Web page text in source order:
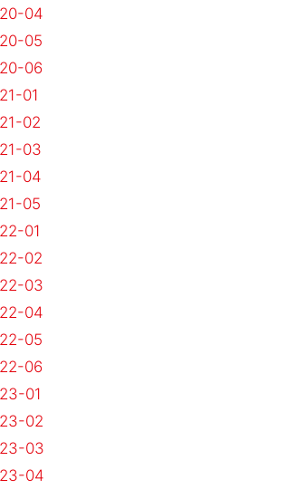
04
05
06
01
02
03
04
05
01
02
03
04
05
06
01
02
03
04